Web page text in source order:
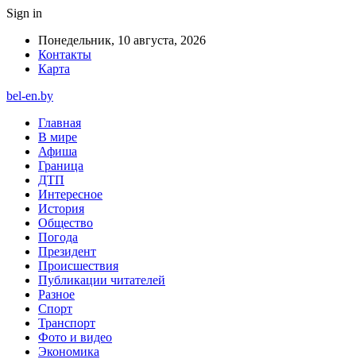
Sign in
Понедельник, 10 августа, 2026
Контакты
Карта
bel-en.by
Главная
В мире
Афиша
Граница
ДТП
Интересное
История
Общество
Погода
Президент
Происшествия
Публикации читателей
Разное
Спорт
Транспорт
Фото и видео
Экономика